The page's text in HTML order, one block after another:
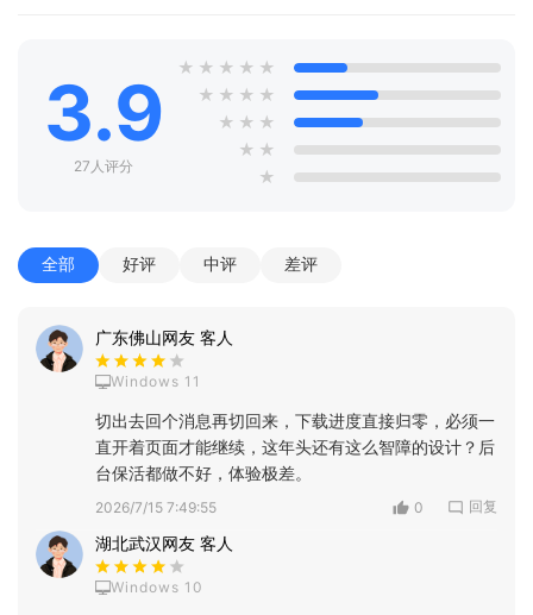
3.9
27人评分
★ ★ ★ ★ ★
★ ★ ★ ★
★ ★ ★
★ ★
★
全部 好评 中评 差评
广东佛山网友 客人
Windows 11
切出去回个消息再切回来，下载进度直接归零，必须一
直开着页面才能继续，这年头还有这么智障的设计？后
台保活都做不好，体验极差。
2026/7/15 7:49:55 0 回复
湖北武汉网友 客人
Windows 10